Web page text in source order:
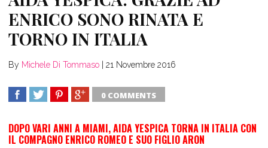
ENRICO SONO RINATA E
TORNO IN ITALIA
By Michele Di Tommaso 21 Novembre 2016
0 COMMENTS
DOPO VARI ANNI A MIAMI, AIDA YESPICA TORNA IN ITALIA CON
IL COMPAGNO ENRICO ROMEO E SUO FIGLIO ARON